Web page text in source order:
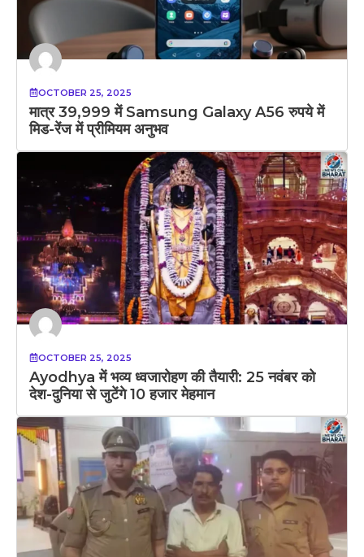
OCTOBER 25, 2025
मात्र 39,999 में Samsung Galaxy A56 रुपये में
मिड-रेंज में प्रीमियम अनुभव
OCTOBER 25, 2025
Ayodhya में भव्य ध्वजारोहण की तैयारी: 25 नवंबर को
देश-दुनिया से जुटेंगे 10 हजार मेहमान